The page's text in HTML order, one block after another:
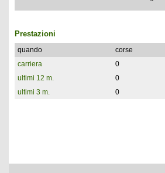
Prestazioni
quando corse
carriera
0
ultimi 12 m.
0
ultimi 3 m.
0